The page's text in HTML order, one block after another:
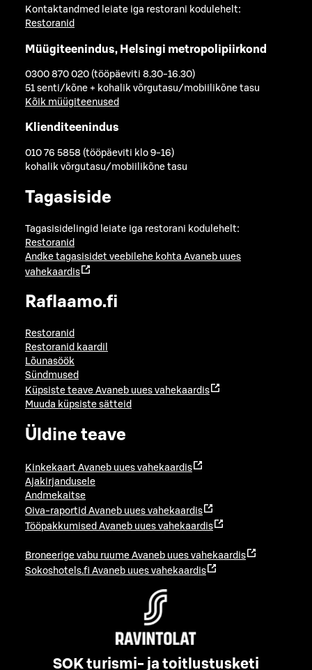
Kontaktandmed leiate iga restorani kodulehelt:
Restoranid
Müügiteenindus, Helsingi metropolipiirkond
0300 870 020 (tööpäeviti 8.30-16.30)
51 senti/kõne + kohalik võrgutasu/mobiilikõne tasu
Kõik müügiteenused
Klienditeenindus
010 76 5858 (tööpäeviti klo 9-16)
kohalik võrgutasu/mobiilikõne tasu
Tagasiside
Tagasisidelingid leiate iga restorani kodulehelt:
Restoranid
Andke tagasisidet veebilehe kohta Avaneb uues
vahekaardis
Raflaamo.fi
Restoranid
Restoranid kaardil
Lõunasöök
Sündmused
Küpsiste teave Avaneb uues vahekaardis
Muuda küpsiste sätteid
Üldine teave
Kinkekaart Avaneb uues vahekaardis
Ajakirjandusele
Andmekaitse
Oiva-raportid Avaneb uues vahekaardis
Tööpakkumised Avaneb uues vahekaardis
Broneerige vabu ruume Avaneb uues vahekaardis
Sokoshotels.fi Avaneb uues vahekaardis
SOK turismi- ja toitlustusketi